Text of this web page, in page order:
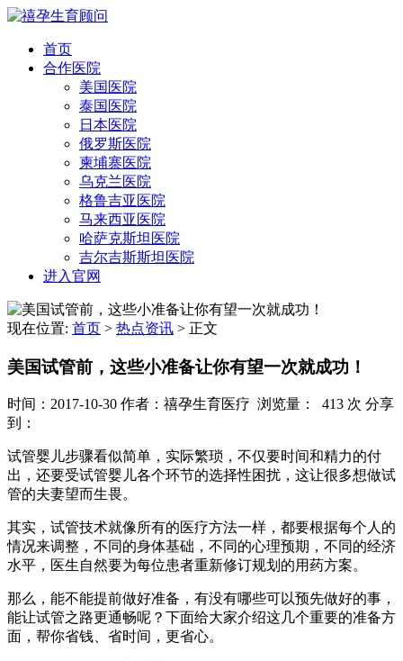
首页
合作医院
美国医院
泰国医院
日本医院
俄罗斯医院
柬埔寨医院
乌克兰医院
格鲁吉亚医院
马来西亚医院
哈萨克斯坦医院
吉尔吉斯斯坦医院
进入官网
现在位置: 首页 > 热点资讯 > 正文
美国试管前，这些小准备让你有望一次就成功！
时间：2017-10-30 作者：禧孕生育医疗 浏览量： 413 次 分享
到：
试管婴儿步骤看似简单，实际繁琐，不仅要时间和精力的付
出，还要受试管婴儿各个环节的选择性困扰，这让很多想做试
管的夫妻望而生畏。
其实，试管技术就像所有的医疗方法一样，都要根据每个人的
情况来调整，不同的身体基础，不同的心理预期，不同的经济
水平，医生自然要为每位患者重新修订规划的用药方案。
那么，能不能提前做好准备，有没有哪些可以预先做好的事，
能让试管之路更通畅呢？下面给大家介绍这几个重要的准备方
面，帮你省钱、省时间，更省心。